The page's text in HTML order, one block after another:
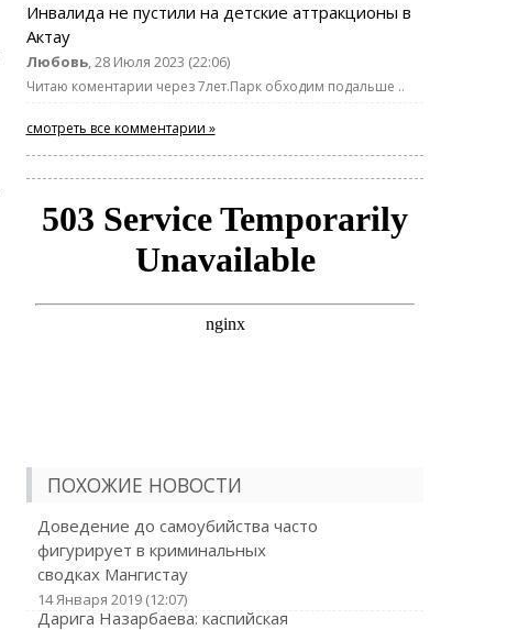
Инвалида не пустили на детские аттракционы в
Актау
Любовь, 28 Июля 2023 (22:06)
Читаю коментарии через 7лет.Парк обходим подальше ..
смотреть все комментарии »
ПОХОЖИЕ НОВОСТИ
Доведение до самоубийства часто
фигурирует в криминальных
сводках Мангистау
14 Января 2019 (12:07)
Дарига Назарбаева: каспийская